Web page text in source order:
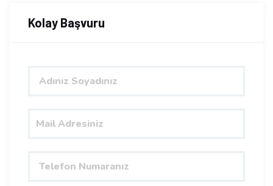
Kolay Başvuru